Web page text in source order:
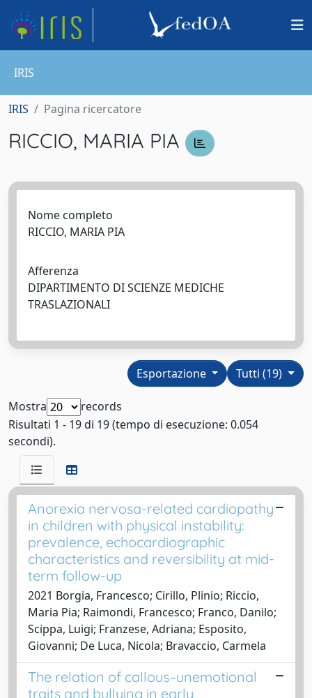
IRIS
IRIS Pagina ricercatore
RICCIO, MARIA PIA
Nome completo
RICCIO, MARIA PIA
Afferenza
DIPARTIMENTO DI SCIENZE MEDICHE
TRASLAZIONALI
Tutti (19)
Esportazione
Mostra
records
Risultati 1 - 19 di 19 (tempo di esecuzione: 0.054
secondi).
Anorexia nervosa-related cardiopathy
in children with physical instability:
prevalence, echocardiographic
characteristics and reversibility at mid-
term follow-up
2021 Borgia, Francesco; Cirillo, Plinio; Riccio,
Maria Pia; Raimondi, Francesco; Franco, Danilo;
Scippa, Luigi; Franzese, Adriana; Esposito,
Giovanni; De Luca, Nicola; Bravaccio, Carmela
The relation of callous–unemotional
traits and bullying in early